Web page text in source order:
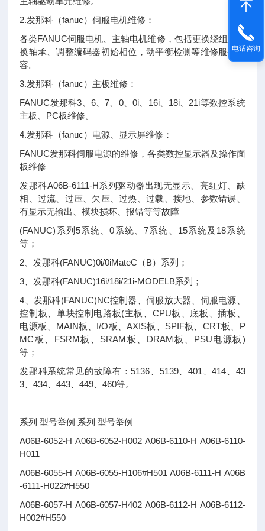
2.发那科（fanuc）伺服电机维修：
各类FANUC伺服电机、主轴电机维修，包括更换绕组、更
换轴承、调整编码器初始相位，动平衡检测等维修服务内
容。
3.发那科（fanuc）主板维修：
FANUC发那科3、6、7、0、0i、16i、18i、21i等数控系统
主板、PC板维修。
4.发那科（fanuc）电源、显示屏维修：
FANUC发那科伺服电源的维修，各类数控显示器及操作面
板维修
发那科A06B-6111-H系列驱动器出现无显示、亮红灯、缺
相、过流、过压、欠压、过热、过载、接地、参数错误、
有显示无输出、模块损坏、报错等等故障
(FANUC)系列5系统、0系统、7系统、15系统及18系统
等；
2、发那科(FANUC)0i/0iMateC（B）系列；
3、发那科(FANUC)16i/18i/21i-MODELB系列；
4、发那科(FANUC)NC控制器、伺服放大器、伺服电源、
控制板、单块控制电路板(主板、CPU板、底板、插板、
电源板、MAIN板、I/O板、AXIS板、SPIF板、CRT板、P
MC板、FSRM板、SRAM板、DRAM板、PSU电源板)
等；
发那科系统常见的故障有：5136、5139、401、414、43
3、434、443、449、460等。
系列 型号举例 系列 型号举例
A06B-6052-H A06B-6052-H002 A06B-6110-H A06B-6110-
H011
A06B-6055-H A06B-6055-H106#H501 A06B-6111-H A06B
-6111-H022#H550
A06B-6057-H A06B-6057-H402 A06B-6112-H A06B-6112-
H002#H550
电话咨询